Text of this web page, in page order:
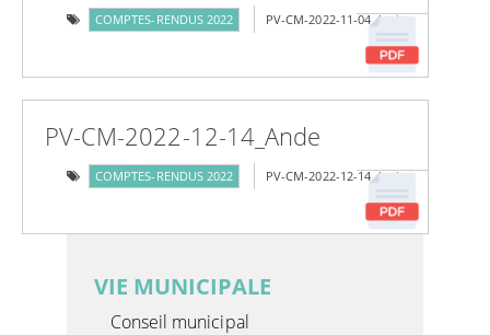
COMPTES-RENDUS 2022 PV-CM-2022-11-04_Ande
PV-CM-2022-12-14_Ande
COMPTES-RENDUS 2022 PV-CM-2022-12-14_Ande
VIE MUNICIPALE
Conseil municipal